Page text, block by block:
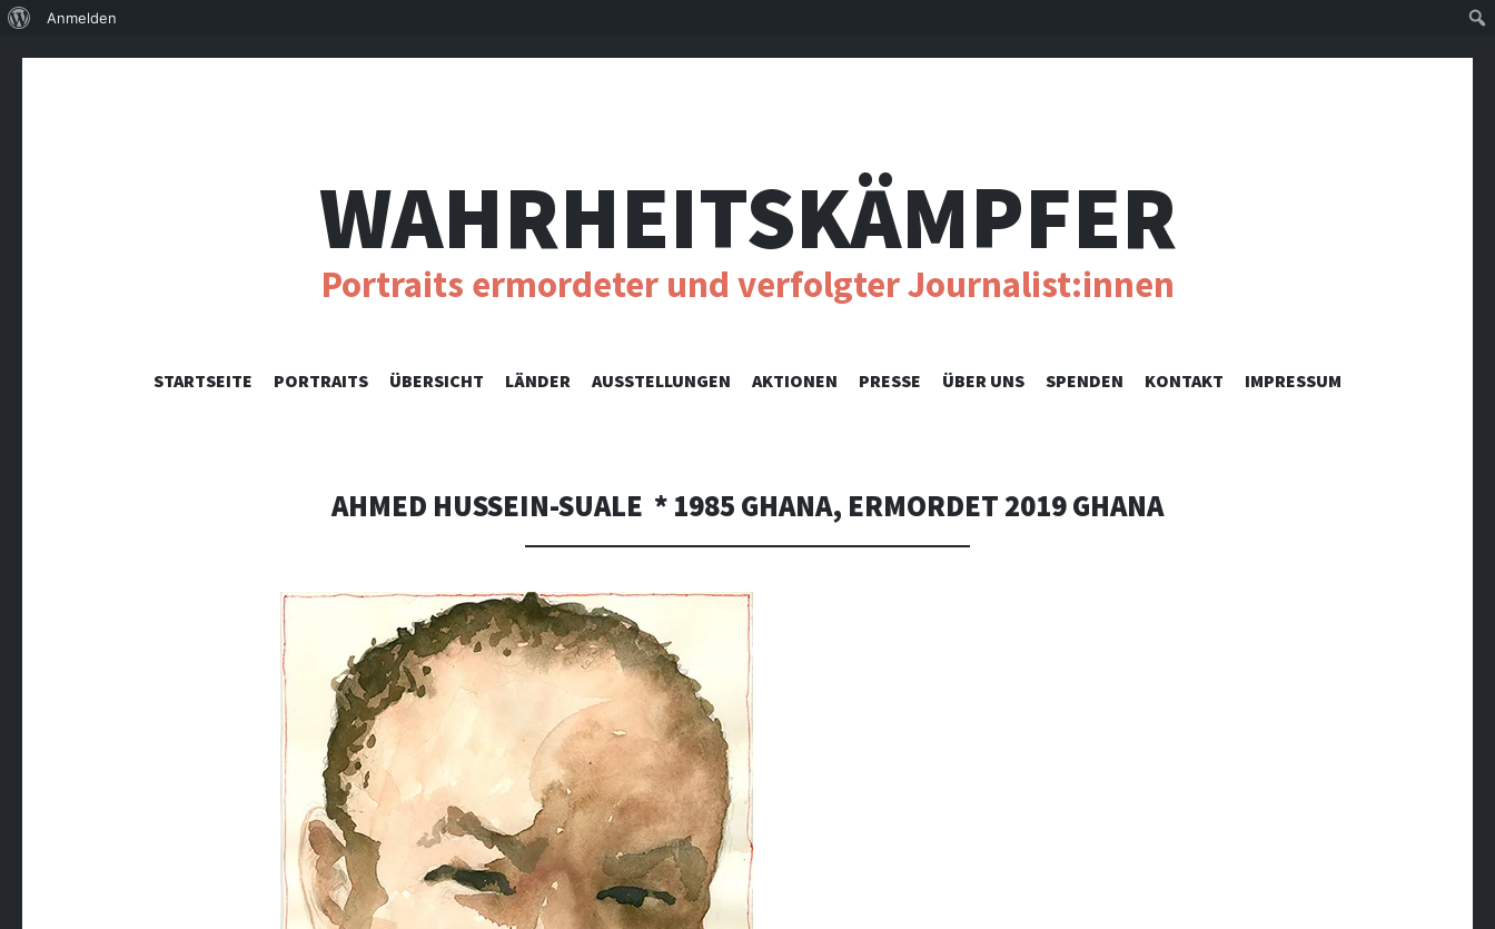
WAHRHEITSKÄMPFER
Portraits ermordeter und verfolgter Journalist:innen
SKIP
STARTSEITE PORTRAITS ÜBERSICHT LÄNDER AUSSTELLUNGEN AKTIONEN PRESSE ÜBER UNS SPENDEN KONTAKT IMPRESSUM
AHMED HUSSEIN-SUALE * 1985 GHANA, ERMORDET 2019 GHANA
Über
Anmelden